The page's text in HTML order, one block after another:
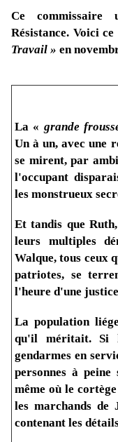
Ce
Résistance. Voici
Travail » en
La « grande
Un à un, avec une
se mirent, par
l'occupant
les monstrueux
Et tandis que
leurs multiples
Walque, tous ceux
patriotes, se
l'heure d'une
La population
qu'il méritait. Si
gendarmes en
personnes à
même où le
les marchands de
contenant les